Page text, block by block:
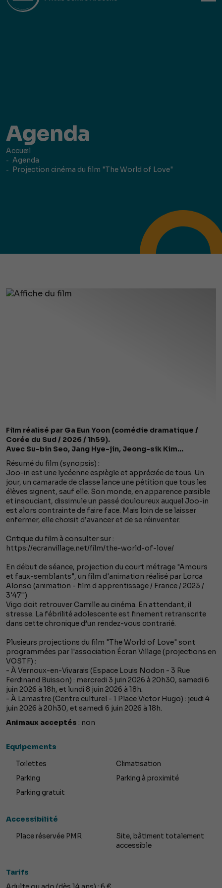
Agenda
Accueil
Agenda
Projection cinéma du film "The World of Love"
Film réalisé par Ga Eun Yoon (comédie dramatique /
Corée du Sud / 2026 / 1h59).
Avec Su-bin Seo, Jang Hye-jin, Jeong-sik Kim...
Résumé du film (synopsis) :
Joo-in est une lycéenne espiègle et appréciée de tous. Un
jour, un camarade de classe lance une pétition que tous les
élèves signent, sauf elle. Son monde, en apparence paisible
et insouciant, dissimule un passé douloureux auquel Joo-in
est alors contrainte de faire face. Mais loin de se laisser
enfermer, elle choisit d’avancer et de se réinventer.
Critique du film à consulter sur :
https://ecranvillage.net/film/the-world-of-love/
En début de séance, projection du court métrage "Amours
et faux-semblants", un film d'animation réalisé par Lorca
Alonso (animation - film d apprentissage / France / 2023 /
3'47'')
Vigo doit retrouver Camille au cinéma. En attendant, il
stresse. La fébrilité adolescente est finement retranscrite
dans cette chronique d’un rendez-vous contrarié.
Plusieurs projections du film "The World of Love" sont
programmées par l'association Écran Village (projections en
VOSTF) :
- À Vernoux-en-Vivarais (Espace Louis Nodon - 3 Rue
Ferdinand Buisson) : mercredi 3 juin 2026 à 20h30, samedi 6
juin 2026 à 18h, et lundi 8 juin 2026 à 18h.
- À Lamastre (Centre culturel - 1 Place Victor Hugo) : jeudi 4
juin 2026 à 20h30, et samedi 6 juin 2026 à 18h.
Animaux acceptés : non
Equipements
Toilettes
Climatisation
Parking
Parking à proximité
Parking gratuit
Accessibilité
Place réservée PMR
Site, bâtiment totalement
accessible
Tarifs